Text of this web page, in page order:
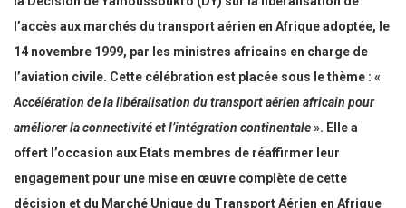
l’accès aux marchés du transport aérien en Afriqueadoptée, le
14 novembre 1999, par les ministres africains en charge de
l’aviation civile. Cette célébration est placée sous le thème : «
Accélération de la libéralisation du transport aérien africain pour
améliorer la connectivité et l’intégration continentale». Elle a
offert l’occasion aux Etats membres de réaffirmer leur
engagement pour une mise en œuvre complète de cette
décision et du Marché Unique du Transport Aérien en Afrique